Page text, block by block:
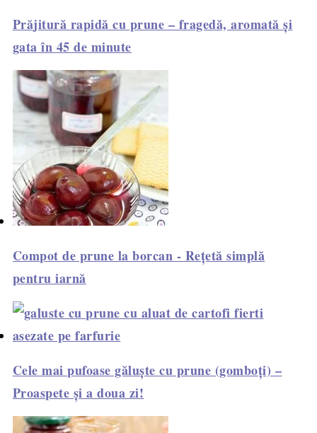
Prăjitură rapidă cu prune – fragedă, aromată și
gata în 45 de minute
Compot de prune la borcan - Rețetă simplă
pentru iarnă
Cele mai pufoase găluște cu prune (gomboți) –
Proaspete și a doua zi!